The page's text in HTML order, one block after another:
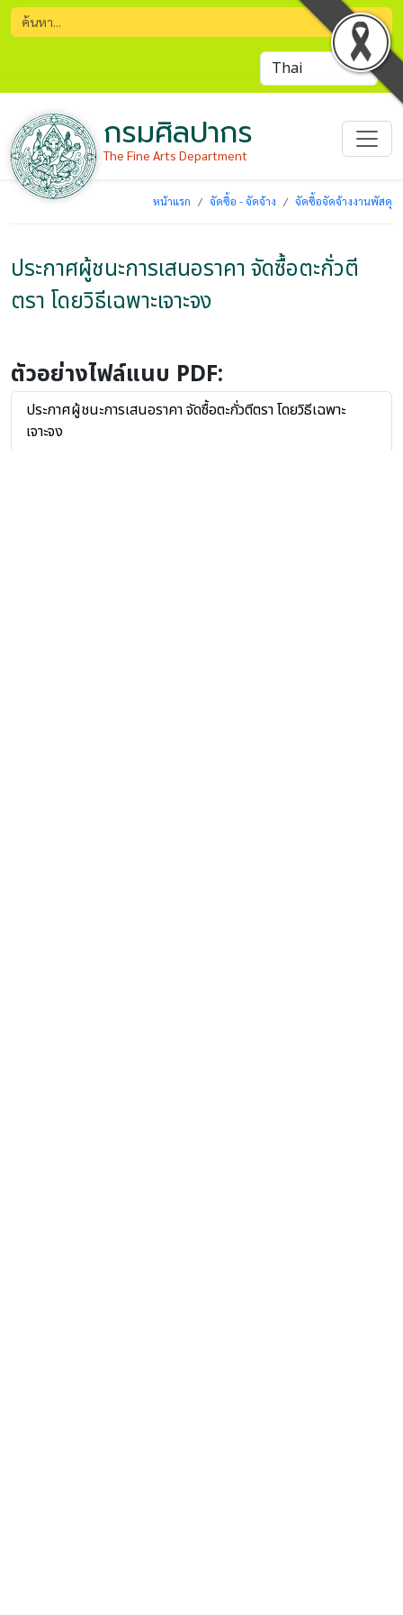
กรมศิลปากร
The Fine Arts Department
หน้าแรก จัดซื้อ - จัดจ้าง จัดซื้อจัดจ้างงานพัสดุ
ประกาศผู้ชนะการเสนอราคา จัดซื้อตะกั่วตี
ตรา โดยวิธีเฉพาะเจาะจง
ตัวอย่างไฟล์แนบ PDF:
ประกาศผู้ชนะการเสนอราคา จัดซื้อตะกั่วตีตรา โดยวิธีเฉพาะ
เจาะจง